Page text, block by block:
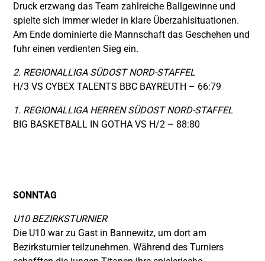
Druck erzwang das Team zahlreiche Ballgewinne und
spielte sich immer wieder in klare Überzahlsituationen.
Am Ende dominierte die Mannschaft das Geschehen und
fuhr einen verdienten Sieg ein.
2. REGIONALLIGA SÜDOST NORD-STAFFEL
H/3 VS CYBEX TALENTS BBC BAYREUTH – 66:79
1. REGIONALLIGA HERREN SÜDOST NORD-STAFFEL
BIG BASKETBALL IN GOTHA VS H/2 – 88:80
SONNTAG
U10 BEZIRKSTURNIER
Die U10 war zu Gast in Bannewitz, um dort am
Bezirksturnier teilzunehmen. Während des Turniers